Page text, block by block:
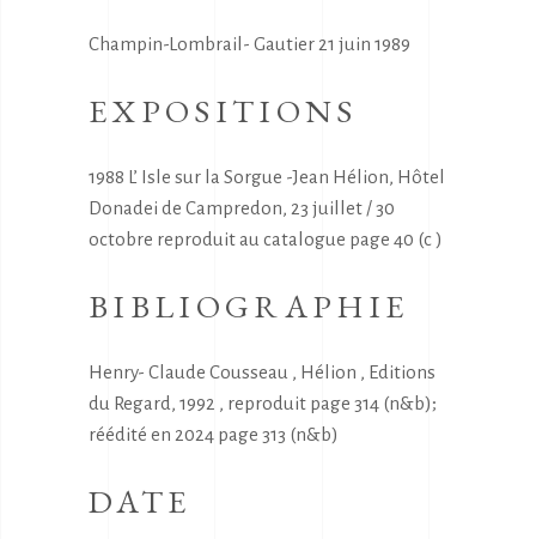
Champin-Lombrail- Gautier 21 juin 1989
EXPOSITIONS
1988 L’ Isle sur la Sorgue -Jean Hélion, Hôtel
Donadei de Campredon, 23 juillet / 30
octobre reproduit au catalogue page 40 (c )
BIBLIOGRAPHIE
Henry- Claude Cousseau , Hélion , Editions
du Regard, 1992 , reproduit page 314 (n&b);
réédité en 2024 page 313 (n&b)
DATE